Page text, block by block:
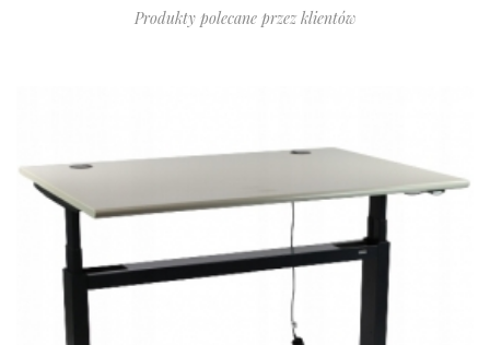
Produkty polecane przez klientów